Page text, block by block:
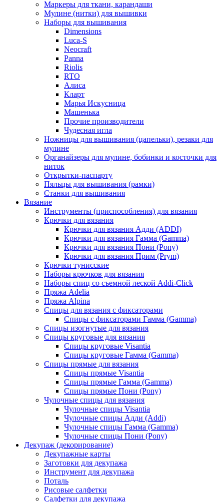
Маркеры для ткани, карандаши
Мулине (нитки) для вышивки
Наборы для вышивания
Dimensions
Luca-S
Neocraft
Panna
Riolis
RTO
Алиса
Кларт
Марья Искусница
Машенька
Прочие производители
Чудесная игла
Ножницы для вышивания (цапельки), резаки для
мулине
Органайзеры для мулине, бобинки и косточки для
ниток
Открытки-паспарту
Пяльцы для вышивания (рамки)
Станки для вышивания
Вязание
Инструменты (приспособления) для вязания
Крючки для вязания
Крючки для вязания Адди (ADDI)
Крючки для вязания Гамма (Gamma)
Крючки для вязания Пони (Pony)
Крючки для вязания Прим (Prym)
Крючки тунисские
Наборы крючков для вязания
Наборы спиц со съемной леской Addi-Click
Пряжа Adelia
Пряжа Alpina
Спицы для вязания с фиксаторами
Спицы с фиксаторами Гамма (Gamma)
Спицы изогнутые для вязания
Спицы круговые для вязания
Спицы круговые Visantia
Спицы круговые Гамма (Gamma)
Спицы прямые для вязания
Спицы прямые Visantia
Спицы прямые Гамма (Gamma)
Спицы прямые Пони (Pony)
Чулочные спицы для вязания
Чулочные спицы Visantia
Чулочные спицы Адди (Addi)
Чулочные спицы Гамма (Gamma)
Чулочные спицы Пони (Pony)
Декупаж (декорирование)
Декупажные карты
Заготовки для декупажа
Инструмент для декупажа
Поталь
Рисовые салфетки
Салфетки для декупажа